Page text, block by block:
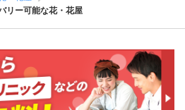
リー可能な花・花屋